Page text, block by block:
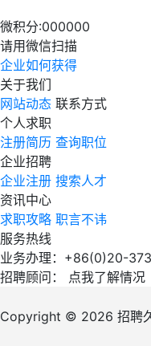
微积分:000000
请用微信扫描
企业如何获得
关于我们
网站动态 联系方式
个人求职
注册简历 查询职位
企业招聘
企业注册 搜索人才
资讯中心
求职攻略 职言不讳
服务热线
业务办理：+86(0)20-
招聘顾问： 点我了解情况
Copyright © 2026 招聘